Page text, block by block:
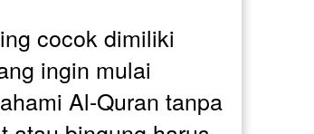
cocok dimiliki
ingin mulai
Al-Quran tanpa